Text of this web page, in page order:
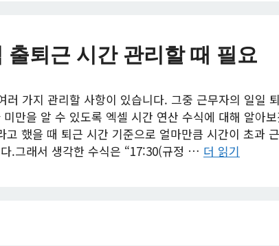
출퇴근 시간 관리할 때 필요
러 가지 관리할 사항이 있습니다. 그중 근무자의 일일
만을 알 수 있도록 엑셀 시간 연산 수식에 대해 알아
했을 때 퇴근 시간 기준으로 얼마만큼 시간이 초과
.그래서 생각한 수식은 “17:30(규정 … 더 읽기